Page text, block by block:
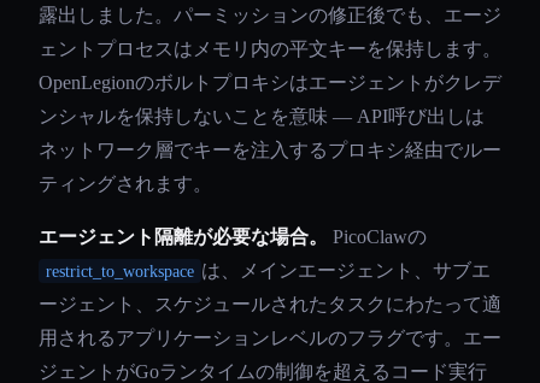
露出しました。パーミッションの修正後でも、エージ
ェントプロセスはメモリ内の平文キーを保持します。
OpenLegionのボルトプロキシはエージェントがクレデ
ンシャルを保持しないことを意味 — API呼び出しは
ネットワーク層でキーを注入するプロキシ経由でルー
ティングされます。
エージェント隔離が必要な場合。 PicoClawの
restrict_to_workspace は、メインエージェント、サブエ
ージェント、スケジュールされたタスクにわたって適
用されるアプリケーションレベルのフラグです。エー
ジェントがGoランタイムの制御を超えるコード実行